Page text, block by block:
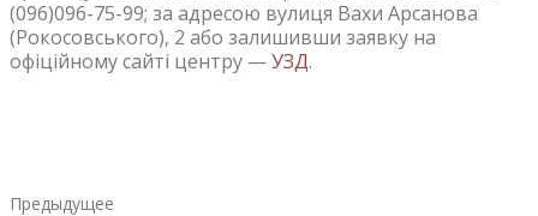
(096)096-75-99; за адресою вулиця Вахи Арсанова
(Рокосовського), 2 або залишивши заявку на
офіційному сайті центру —УЗД.
Предыдущее